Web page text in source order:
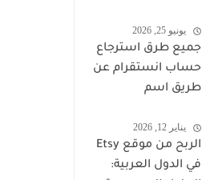
يونيو 25, 2026
جميع طرق استرجاع
حساب انستقرام عن
طريق اسم
كاملة
يناير 12, 2026
الربح من موقع Etsy
في الدول العربية: